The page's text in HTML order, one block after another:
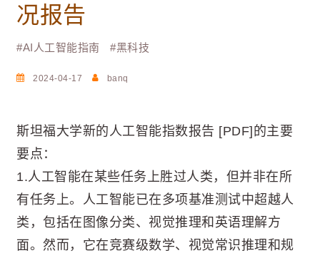
况报告
#AI人工智能指南 #黑科技
2024-04-17 banq
斯坦福大学新的人工智能指数报告 [PDF]的主要
要点：
1.人工智能在某些任务上胜过人类，但并非在所
有任务上。人工智能已在多项基准测试中超越人
类，包括在图像分类、视觉推理和英语理解方
面。然而，它在竞赛级数学、视觉常识推理和规